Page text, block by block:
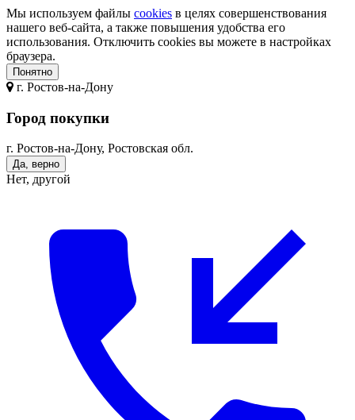
Мы используем файлы cookies в целях совершенствования
нашего веб-сайта, а также повышения удобства его
использования. Отключить cookies вы можете в настройках
браузера.
Понятно
г. Ростов-на-Дону
Город покупки
г. Ростов-на-Дону, Ростовская обл.
Да, верно
Нет, другой